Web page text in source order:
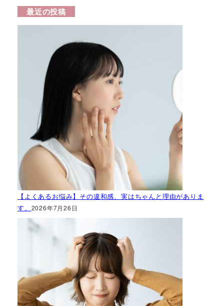
最近の投稿
【よくあるお悩み】その違和感、実はちゃんと理由がありま
す。 2026年7月26日